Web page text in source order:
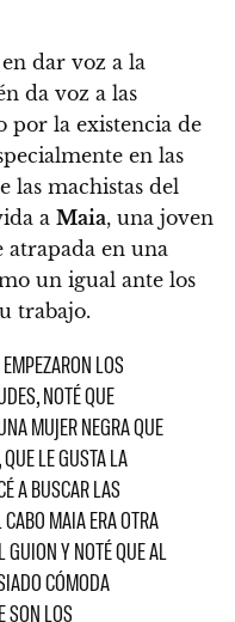
dar voz a la
da voz a las
por la existencia de
en las
las machistas del
a Maia, una joven
atrapada en una
un igual ante los
trabajo.
LOS
NOTÉ QUE
MUJER NEGRA QUE
LE GUSTA LA
A BUSCAR LAS
MAIA ERA OTRA
GUION Y NOTÉ QUE AL
CÓMODA
SON LOS